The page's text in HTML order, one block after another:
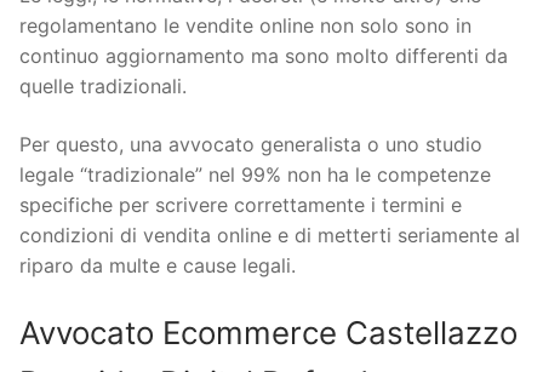
regolamentano le vendite online non solo sono in
continuo aggiornamento ma sono molto differenti da
quelle tradizionali.
Per questo, una avvocato generalista o uno studio
legale “tradizionale” nel 99% non ha le competenze
specifiche per scrivere correttamente i termini e
condizioni di vendita online e di metterti seriamente al
riparo da multe e cause legali.
Avvocato Ecommerce Castellazzo